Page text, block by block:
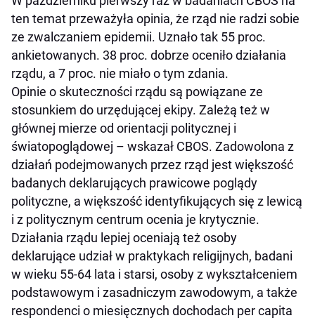
ten temat przeważyła opinia, że rząd nie radzi sobie
ze zwalczaniem epidemii. Uznało tak 55 proc.
ankietowanych. 38 proc. dobrze oceniło działania
rządu, a 7 proc. nie miało o tym zdania.
Opinie o skuteczności rządu są powiązane ze
stosunkiem do urzędującej ekipy. Zależą też w
głównej mierze od orientacji politycznej i
światopoglądowej – wskazał CBOS. Zadowolona z
działań podejmowanych przez rząd jest większość
badanych deklarujących prawicowe poglądy
polityczne, a większość identyfikujących się z lewicą
i z politycznym centrum ocenia je krytycznie.
Działania rządu lepiej oceniają też osoby
deklarujące udział w praktykach religijnych, badani
w wieku 55-64 lata i starsi, osoby z wykształceniem
podstawowym i zasadniczym zawodowym, a także
respondenci o miesięcznych dochodach per capita